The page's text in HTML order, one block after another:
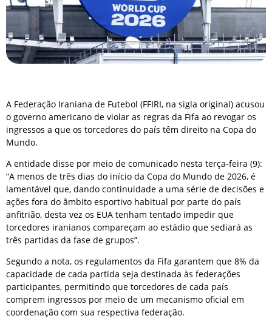
A Federação Iraniana de Futebol (FFIRI, na sigla original) acusou
o governo americano de violar as regras da Fifa ao revogar os
ingressos a que os torcedores do país têm direito na Copa do
Mundo.
A entidade disse por meio de comunicado nesta terça-feira (9):
“A menos de três dias do início da Copa do Mundo de 2026, é
lamentável que, dando continuidade a uma série de decisões e
ações fora do âmbito esportivo habitual por parte do país
anfitrião, desta vez os EUA tenham tentado impedir que
torcedores iranianos compareçam ao estádio que sediará as
três partidas da fase de grupos”.
Segundo a nota, os regulamentos da Fifa garantem que 8% da
capacidade de cada partida seja destinada às federações
participantes, permitindo que torcedores de cada país
comprem ingressos por meio de um mecanismo oficial em
coordenação com sua respectiva federação.